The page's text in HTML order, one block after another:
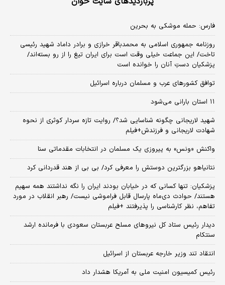
فارس: حمله موشکی به بحرین
روزنامه جمهوری اسلامی به محمدباقر خرازی و برادر داماد شهید رئیسی
تاخت/ این جماعت خیلی وقت است برای ایران تیغ را از رو بسته‌اند/
پزشکیان دستِ آنان را خوانده است
توافق کشورهای عرب و مسلمان درباره اسرائیل
۱۱ استان بارانی می‌شود
شهید لاریجانی چگونه شناسایی شد؟/ روایت تازه سردار کوثری از نحوه
شهادت لاریجانی و فرزندش+فیلم
واکنش «ونس» به پیروزی یک مسلمان در انتخابات مقدماتی سنا
نتانیاهو بزرگترین دوستش را معرفی کرد/ بی بی از هند قدردانی کرد
پزشکیان: تنها کسانی که در خیابان بودند ایران را نگه نداشتند همه سهیم
هستند/ حوادث دی‌ماه پارسال قابل فراموشی نیست/ رهبر انقلاب در مورد
تفاهم، نظر کارشناسی را پذیرفتند +فیلم
دیدار رئیس ستاد کل نیروهای مسلح عربستان سعودی با فرمانده ارشد
سنتکام
انتقاد تند وزیر خارجه عربستان از اسرائیل
رئیس کمیسیون امنیت ملی به آمریکا هشدار داد